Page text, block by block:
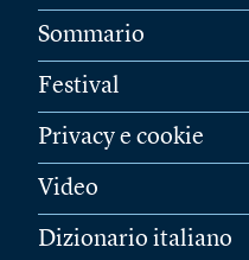
Sommario
Festival
Privacy e cookie
Video
Dizionario italiano